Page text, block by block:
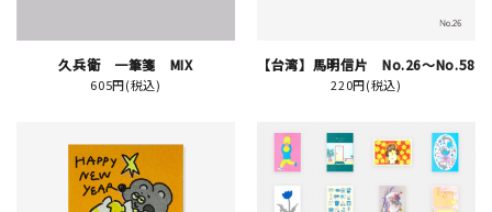
おすすめ特集
イベント・ワークショップ
ギャラリー
久兵衛 一筆箋 MIX
605円(税込)
【台湾】馬明信片 No.26～No.58
220円(税込)